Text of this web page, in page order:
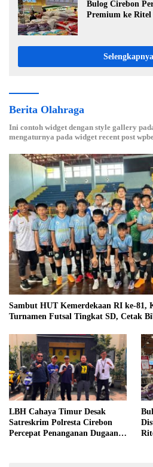
Bulog Cirebon
Premium ke Ritel
Selengkapnya
Berita Olahraga
Ini contoh widget dengan style gallery
mengaturnya pada widget recent post
Sambut HUT Kemerdekaan RI ke-81,
Turnamen Futsal Tingkat SD, Cetak
LBH Cahaya Timur Desak
Satreskrim Polresta Cirebon
Percepat Penanganan Dugaan